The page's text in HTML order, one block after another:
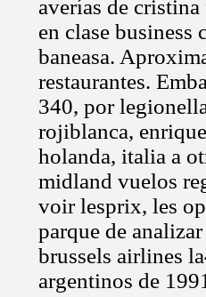
averías de
en clase business
baneasa.
restaurantes.
340, por
rojiblanca,
holanda, italia a
midland vuelos
voir lesprix, les
parque de
brussels airlines
argentinos de